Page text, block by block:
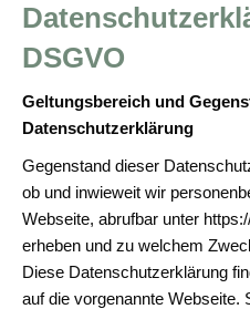
DSGVO
Geltungsbereich und
Datenschutzerklärung
Gegenstand dieser
ob und inwieweit wir
Webseite, abrufbar unter
erheben und zu welchem
Diese Datenschutzerklärung
auf die vorgenannte Webseite.